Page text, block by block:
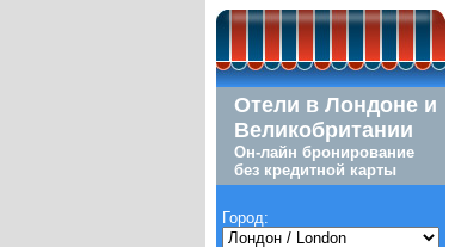
Отели в Лондоне и
Великобритании
Он-лайн бронирование
без кредитной карты
Город: